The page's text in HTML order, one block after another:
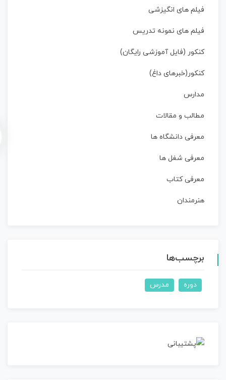
فیلم های انگیزشی
فیلم های نمونه تدریس
کنکور (فایل آموزشی رایگان)
کنکور(خبرهای داغ)
مدارس
مطالب و مقالات
معرفی دانشگاه ها
معرفی شغل ها
معرفی کتاب
هنرمندان
برچسب‌ها
دوره مدرس